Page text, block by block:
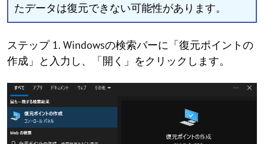
たデータは復元できない可能性があります。
ステップ 1. Windowsの検索バーに「復元ポイントの
作成」と入力し、「開く」をクリックします。